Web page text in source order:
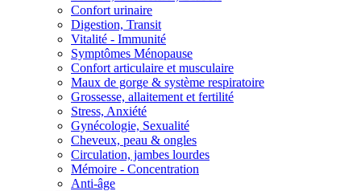
Confort urinaire
Digestion, Transit
Vitalité - Immunité
Symptômes Ménopause
Confort articulaire et musculaire
Maux de gorge & système respiratoire
Grossesse, allaitement et fertilité
Stress, Anxiété
Gynécologie, Sexualité
Cheveux, peau & ongles
Circulation, jambes lourdes
Mémoire - Concentration
Anti-âge